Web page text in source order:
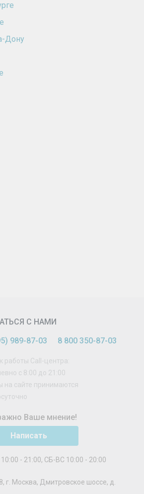
Дону
С НАМИ
989-87-03
8 800 350-87-03
работы Call-центра:
с 8:00 до 21:00
на сайте принимаются
Ваше мнение!
Написать
- 21:00, СБ-ВС 10:00 - 20:00
, г. Москва, Дмитровское шоссе, д.